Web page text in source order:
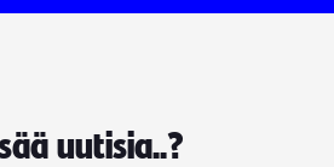
uutisia..?